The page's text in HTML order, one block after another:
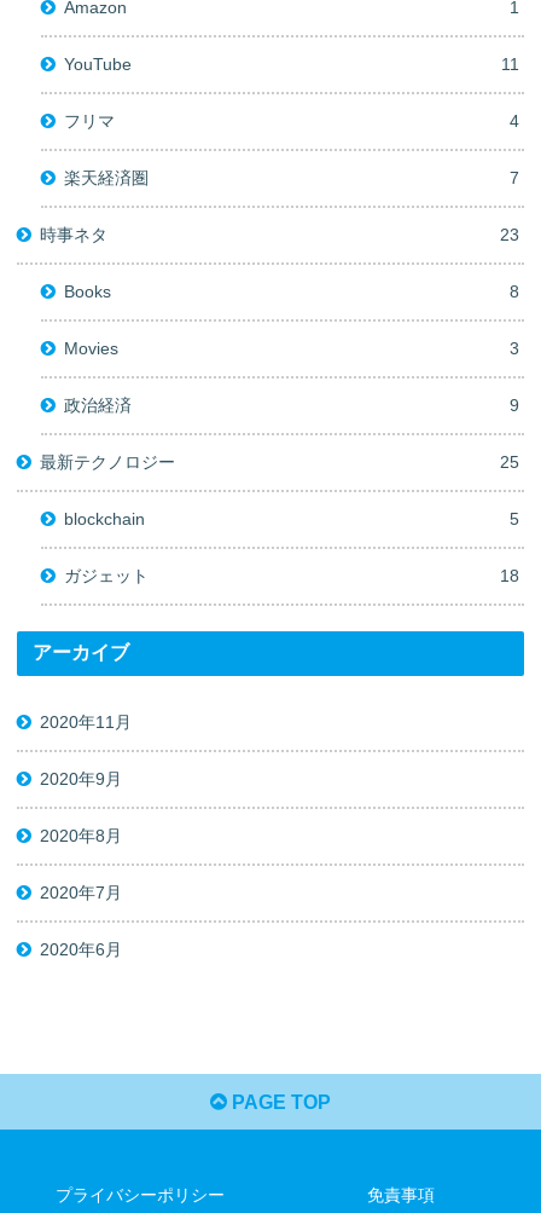
Amazon 1
YouTube 11
フリマ 4
楽天経済圏 7
時事ネタ 23
Books 8
Movies 3
政治経済 9
最新テクノロジー 25
blockchain 5
ガジェット 18
アーカイブ
2020年11月
2020年9月
2020年8月
2020年7月
2020年6月
PAGE TOP
プライバシーポリシー 免責事項